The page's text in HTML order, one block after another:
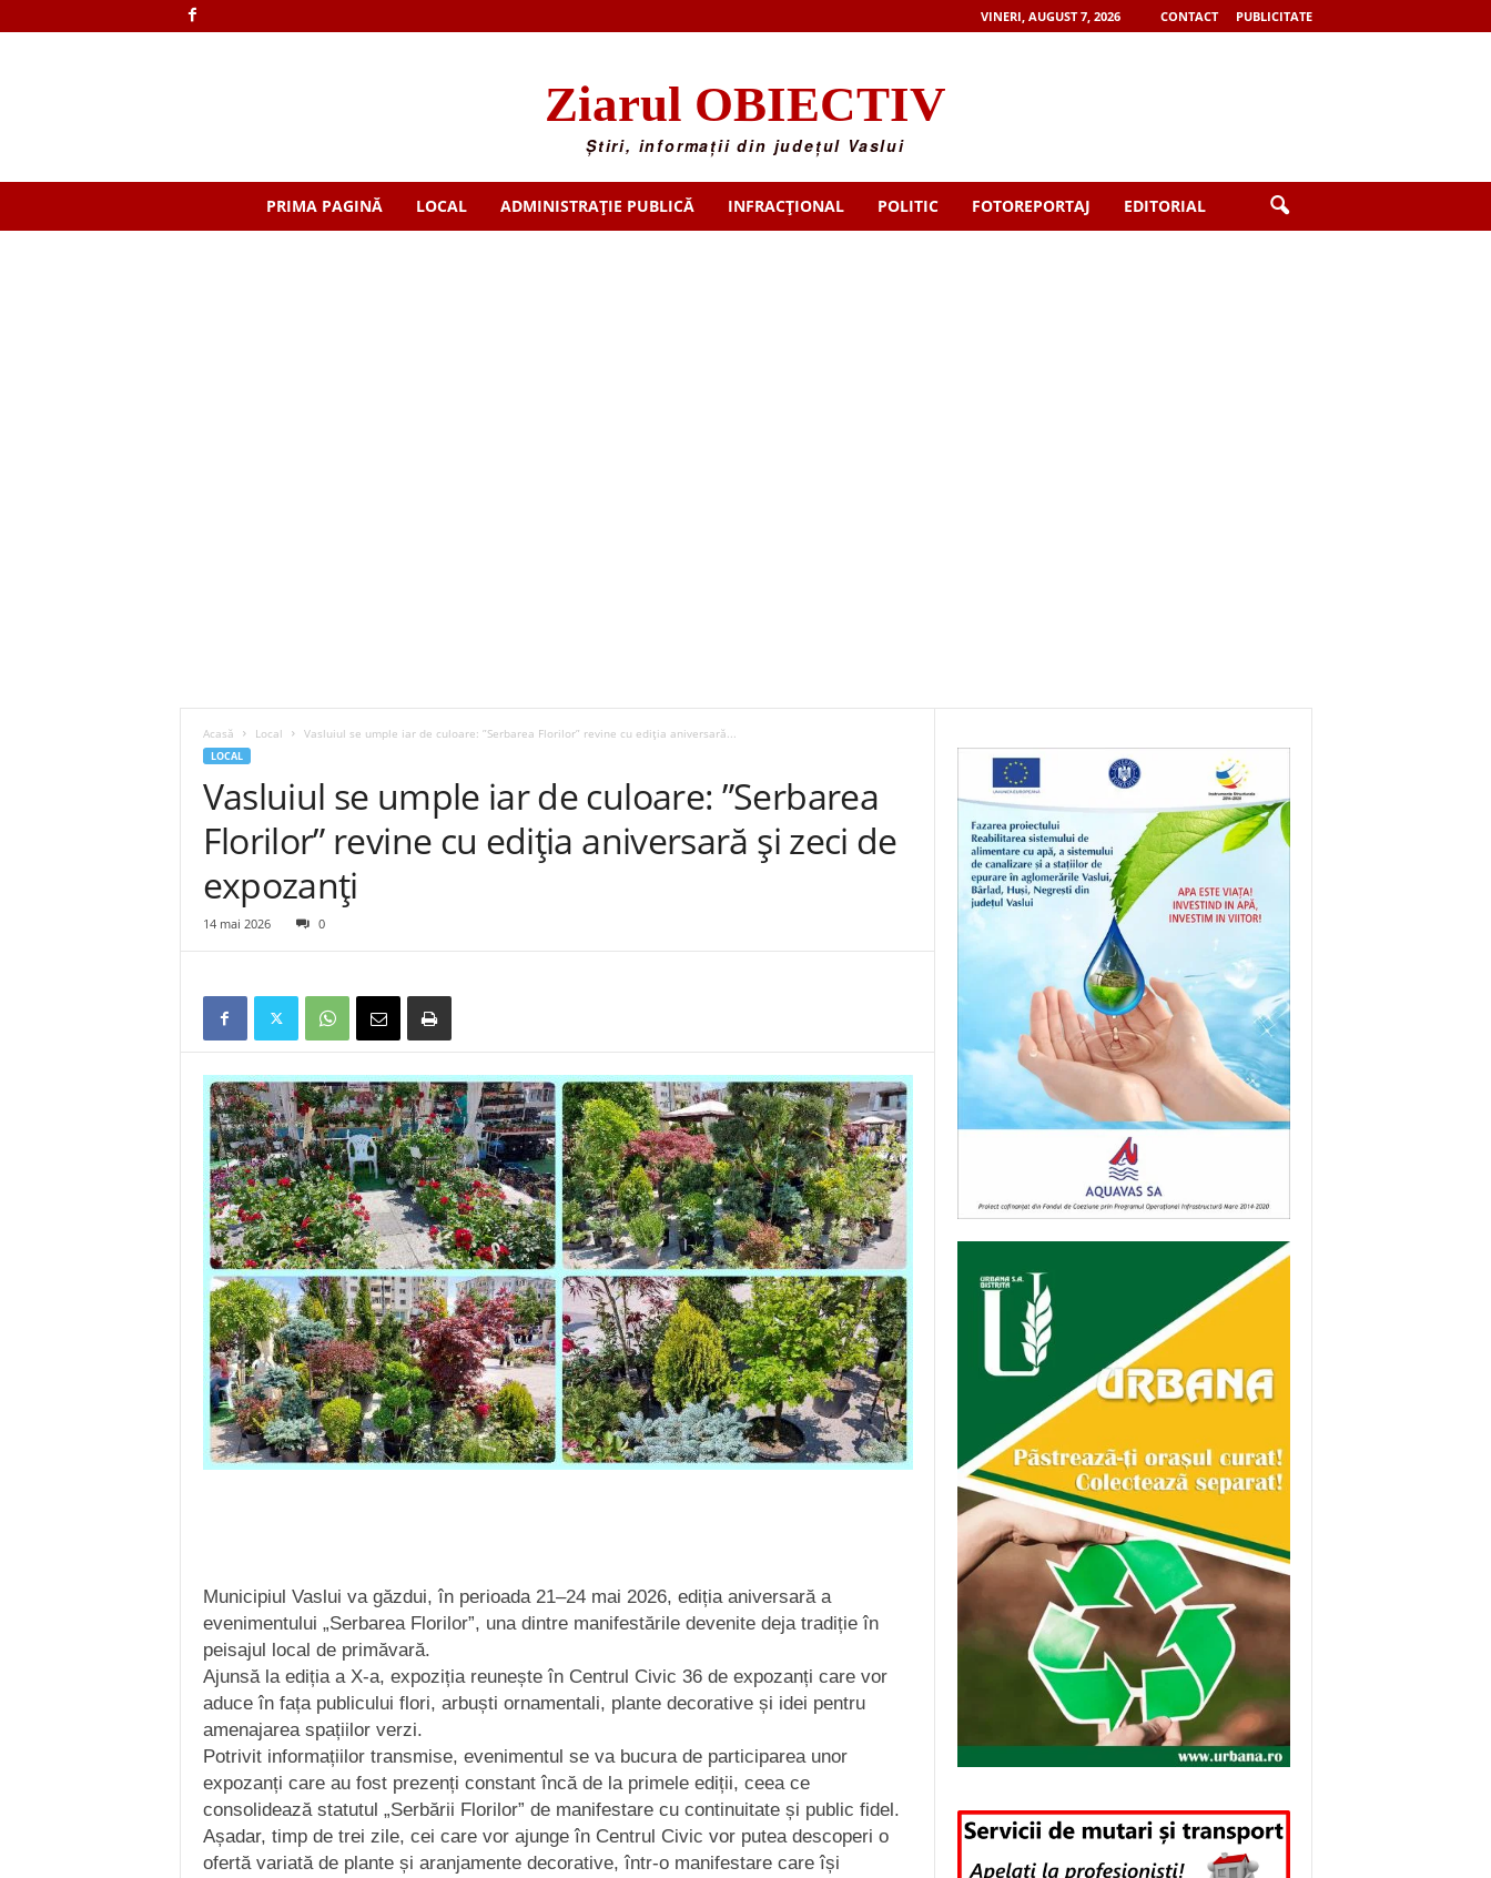
VINERI, AUGUST 7, 2026 CONTACT PUBLICITATE
Ziarul OBIECTIV
Știri, informații din județul Vaslui
PRIMA PAGINĂ LOCAL ADMINISTRAȚIE PUBLICĂ INFRACȚIONAL POLITIC FOTOREPORTAJ EDITORIAL
Acasă Local Vasluiul se umple iar de culoare: ”Serbarea Florilor” revine cu ediția aniversară...
LOCAL
Vasluiul se umple iar de culoare: ”Serbarea
Florilor” revine cu ediția aniversară și zeci de
expozanți
14 mai 2026 0
Municipiul Vaslui va găzdui, în perioada 21–24 mai 2026, ediția aniversară a
evenimentului „Serbarea Florilor”, una dintre manifestările devenite deja tradiție în
peisajul local de primăvară.
Ajunsă la ediția a X-a, expoziția reunește în Centrul Civic 36 de expozanți care vor
aduce în fața publicului flori, arbuști ornamentali, plante decorative și idei pentru
amenajarea spațiilor verzi.
Potrivit informațiilor transmise, evenimentul se va bucura de participarea unor
expozanți care au fost prezenți constant încă de la primele ediții, ceea ce
consolidează statutul „Serbării Florilor” de manifestare cu continuitate și public fidel.
Așadar, timp de trei zile, cei care vor ajunge în Centrul Civic vor putea descoperi o
ofertă variată de plante și aranjamente decorative, într-o manifestare care își